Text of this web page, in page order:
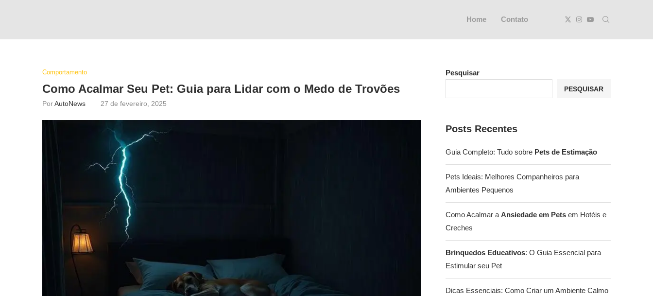
Home Contato
Comportamento
Como Acalmar Seu Pet: Guia para Lidar com o Medo de Trovões
PorAutoNews 27 de fevereiro, 2025
Pesquisar
PESQUISAR
Posts Recentes
Guia Completo: Tudo sobre Pets de Estimação
Pets Ideais: Melhores Companheiros para
Ambientes Pequenos
Como Acalmar a Ansiedade em Pets em Hotéis e
Creches
Brinquedos Educativos: O Guia Essencial para
Estimular seu Pet
Dicas Essenciais: Como Criar um Ambiente Calmo